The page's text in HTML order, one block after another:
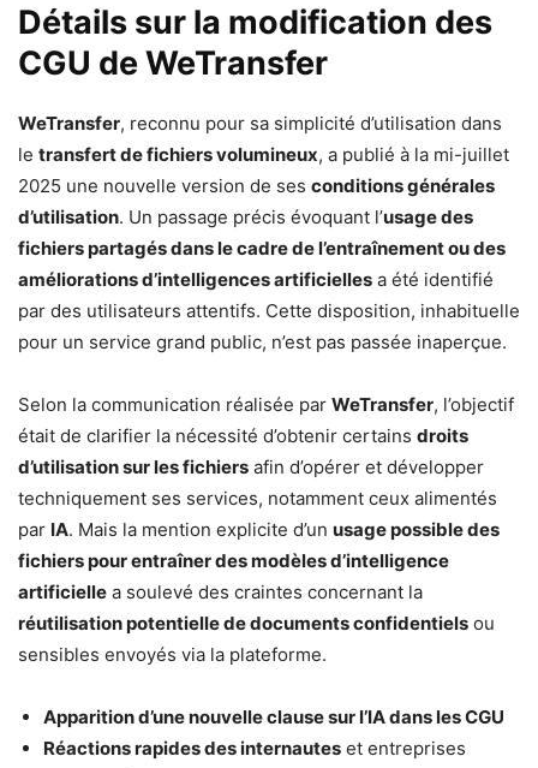
Détails sur la modification des
CGU de WeTransfer
WeTransfer, reconnu pour sa simplicité d’utilisation dans
le transfert de fichiers volumineux, a publié à la mi-juillet
2025 une nouvelle version de ses conditions générales
d’utilisation. Un passage précis évoquant l’usage des
fichiers partagés dans le cadre de l’entraînement ou des
améliorations d’intelligences artificielles a été identifié
par des utilisateurs attentifs. Cette disposition, inhabituelle
pour un service grand public, n’est pas passée inaperçue.
Selon la communication réalisée par WeTransfer, l’objectif
était de clarifier la nécessité d’obtenir certains droits
d’utilisation sur les fichiers afin d’opérer et développer
techniquement ses services, notamment ceux alimentés
par IA. Mais la mention explicite d’un usage possible des
fichiers pour entraîner des modèles d’intelligence
artificielle a soulevé des craintes concernant la
réutilisation potentielle de documents confidentiels ou
sensibles envoyés via la plateforme.
Apparition d’une nouvelle clause sur l’IA dans les CGU
Réactions rapides des internautes et entreprises